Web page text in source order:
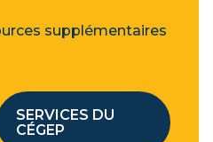
supplémentaires
SERVICES DU
CÉGEP